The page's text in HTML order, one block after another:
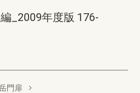
_2009年度版 176-
門扉